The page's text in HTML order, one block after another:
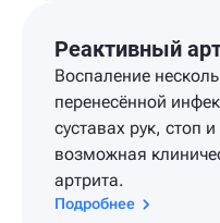
Реактивный
Воспаление
перенесённой
суставах рук, стоп
возможная
артрита.
Подробнее